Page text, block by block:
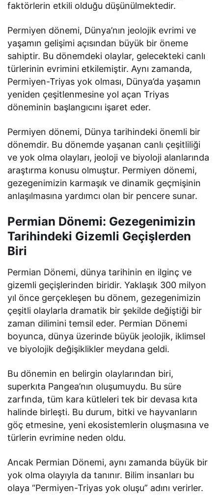
faktörlerin etkili olduğu düşünülmektedir.
Permiyen dönemi, Dünya’nın jeolojik evrimi ve
yaşamın gelişimi açısından büyük bir öneme
sahiptir. Bu dönemdeki olaylar, gelecekteki canlı
türlerinin evrimini etkilemiştir. Aynı zamanda,
Permiyen-Triyas yok olması, Dünya’da yaşamın
yeniden çeşitlenmesine yol açan Triyas
döneminin başlangıcını işaret eder.
Permiyen dönemi, Dünya tarihindeki önemli bir
dönemdir. Bu dönemde yaşanan canlı çeşitliliği
ve yok olma olayları, jeoloji ve biyoloji alanlarında
araştırma konusu olmuştur. Permiyen dönemi,
gezegenimizin karmaşık ve dinamik geçmişinin
anlaşılmasına yardımcı olan bir pencere sunar.
Permian Dönemi: Gezegenimizin
Tarihindeki Gizemli Geçişlerden
Biri
Permian Dönemi, dünya tarihinin en ilginç ve
gizemli geçişlerinden biridir. Yaklaşık 300 milyon
yıl önce gerçekleşen bu dönem, gezegenimizin
çeşitli olaylarla dramatik bir şekilde değiştiği bir
zaman dilimini temsil eder. Permian Dönemi
boyunca, dünya üzerinde büyük jeolojik, iklimsel
ve biyolojik değişiklikler meydana geldi.
Bu dönemin en belirgin olaylarından biri,
superkıta Pangea’nın oluşumuydu. Bu süre
zarfında, tüm kara kütleleri tek bir devasa kıta
halinde birleşti. Bu durum, bitki ve hayvanların
göç etmesine, yeni ekosistemlerin oluşmasına ve
türlerin evrimine neden oldu.
Ancak Permian Dönemi, aynı zamanda büyük bir
yok olma olayıyla da tanınır. Bilim insanları bu
olaya “Permiyen-Triyas yok oluşu” adını verirler.